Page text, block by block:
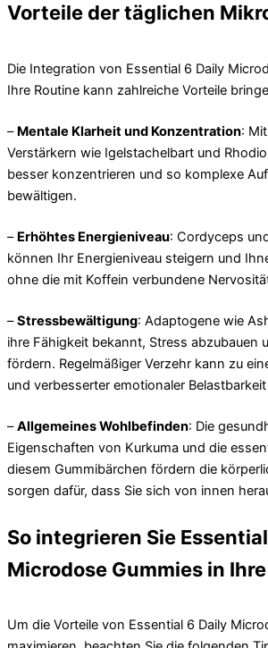
Vorteile der täglichen
Die Integration von Essential 6 Daily
Ihre Routine kann zahlreiche Vorteile
– Mentale Klarheit und Konzentration:
Verstärkern wie Igelstachelbart und
besser konzentrieren und so komplexe
bewältigen.
– Erhöhtes Energieniveau: Cordyceps
können Ihr Energieniveau steigern und
ohne die mit Koffein verbundene
–Stressbewältigung: Adaptogene wie
ihre Fähigkeit bekannt, Stress abzubauen
fördern. Regelmäßiger Verzehr kann zu
und verbesserter emotionaler
–Allgemeines Wohlbefinden: Die
Eigenschaften von Kurkuma und die
diesem Gummibärchen fördern die
sorgen dafür, dass Sie sich von innen
So integrieren Sie
Microdose Gummies in
Um die Vorteile von Essential 6 Daily